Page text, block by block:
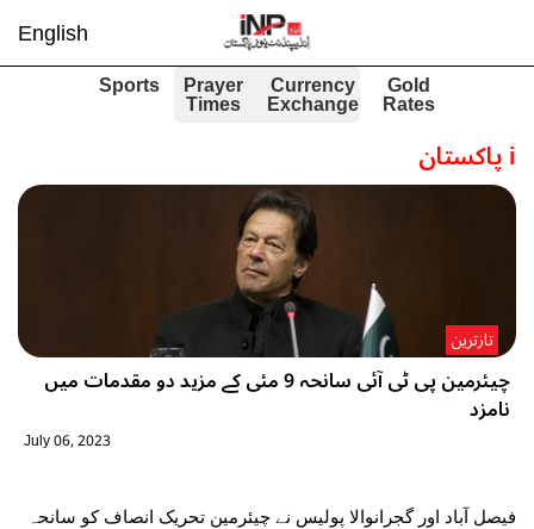
English
Gold
Rates
Currency
Exchange
Prayer
Times
Sports
iپاکستان
چیئرمین پی ٹی آئی سانحہ 9 مئی کے مزید دو مقدمات میں
نامزد
تازترین
July 06, 2023
فیصل آباد اور گجرانوالا پولیس نے چیئرمین تحریک انصاف کو سانحہ